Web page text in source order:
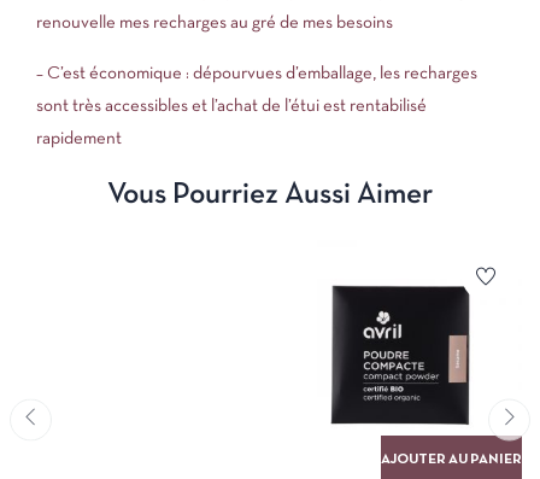
renouvelle mes recharges au gré de mes besoins
– C’est économique : dépourvues d’emballage, les recharges
sont très accessibles et l’achat de l’étui est rentabilisé
rapidement
Vous Pourriez Aussi Aimer
AJOUTER AU PANIER